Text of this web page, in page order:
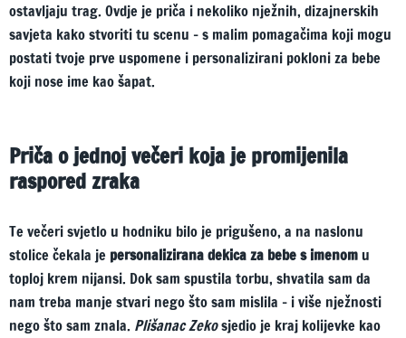
ostavljaju trag. Ovdje je priča i nekoliko nježnih, dizajnerskih
savjeta kako stvoriti tu scenu – s malim pomagačima koji mogu
postati tvoje prve uspomene i personalizirani pokloni za bebe
koji nose ime kao šapat.
Priča o jednoj večeri koja je promijenila
raspored zraka
Te večeri svjetlo u hodniku bilo je prigušeno, a na naslonu
stolice čekala je personalizirana dekica za bebe s imenom u
toploj krem nijansi. Dok sam spustila torbu, shvatila sam da
nam treba manje stvari nego što sam mislila – i više nježnosti
nego što sam znala. Plišanac Zekosjedio je kraj kolijevke kao